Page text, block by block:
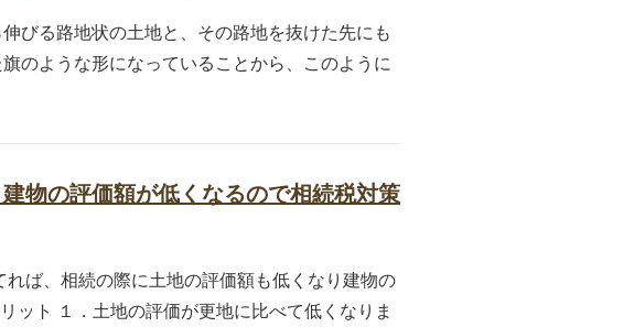
びる路地状の土地と、その路地を抜けた先にも
のような形になっていることから、このように
物の評価額が低くなるので相続税対策
ば、相続の際に土地の評価額も低くなり建物の
ット １．土地の評価が更地に比べて低くなりま